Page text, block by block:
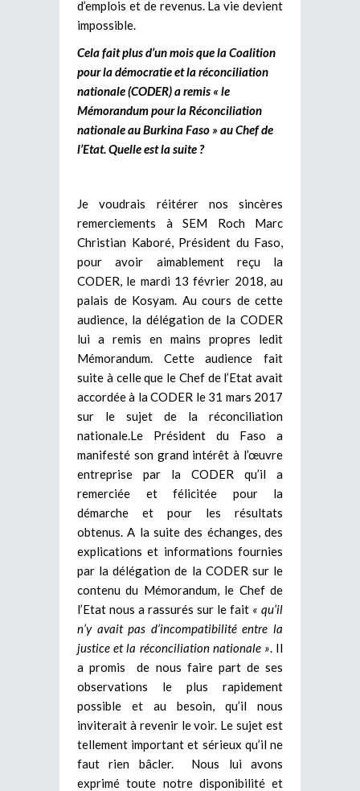
d’emplois et de revenus. La vie devient
impossible.
Cela fait plus d’un mois que la Coalition
pour la démocratie et la réconciliation
nationale (CODER) a remis « le
Mémorandum pour la Réconciliation
nationale au Burkina Faso » au Chef de
l’Etat. Quelle est la suite ?
Je voudrais réitérer nos sincères
remerciements à SEM Roch Marc
Christian Kaboré, Président du Faso,
pour avoir aimablement reçu la
CODER, le mardi 13 février 2018, au
palais de Kosyam. Au cours de cette
audience, la délégation de la CODER
lui a remis en mains propres ledit
Mémorandum. Cette audience fait
suite à celle que le Chef de l’Etat avait
accordée à la CODER le 31 mars 2017
sur le sujet de la réconciliation
nationale.Le Président du Faso a
manifesté son grand intérêt à l’œuvre
entreprise par la CODER qu’il a
remerciée et félicitée pour la
démarche et pour les résultats
obtenus. A la suite des échanges, des
explications et informations fournies
par la délégation de la CODER sur le
contenu du Mémorandum, le Chef de
l’Etat nous a rassurés sur le fait « qu’il
n’y avait pas d’incompatibilité entre la
justice et la réconciliation nationale » . Il
a promis de nous faire part de ses
observations le plus rapidement
possible et au besoin, qu’il nous
inviterait à revenir le voir. Le sujet est
tellement important et sérieux qu’il ne
faut rien bâcler. Nous lui avons
exprimé toute notre disponibilité et